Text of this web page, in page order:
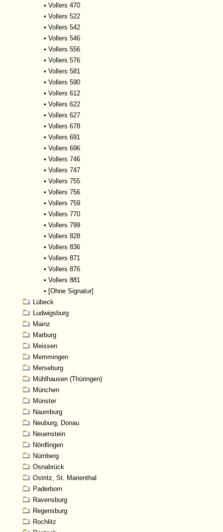
• Vollers 470
• Vollers 522
• Vollers 542
• Vollers 546
• Vollers 556
• Vollers 576
• Vollers 581
• Vollers 590
• Vollers 612
• Vollers 622
• Vollers 627
• Vollers 678
• Vollers 691
• Vollers 696
• Vollers 746
• Vollers 747
• Vollers 755
• Vollers 756
• Vollers 759
• Vollers 770
• Vollers 799
• Vollers 828
• Vollers 836
• Vollers 871
• Vollers 876
• Vollers 881
• [Ohne Signatur]
Lübeck
Ludwigsburg
Mainz
Marburg
Meissen
Memmingen
Merseburg
Mühlhausen (Thüringen)
München
Münster
Naumburg
Neuburg, Donau
Neuenstein
Nördlingen
Nürnberg
Osnabrück
Ostritz, St. Marienthal
Paderborn
Ravensburg
Regensburg
Rochlitz